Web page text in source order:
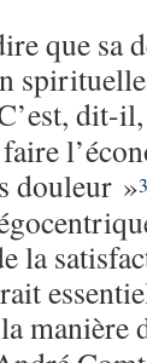
que sa
dit-
douleur »
la
manière